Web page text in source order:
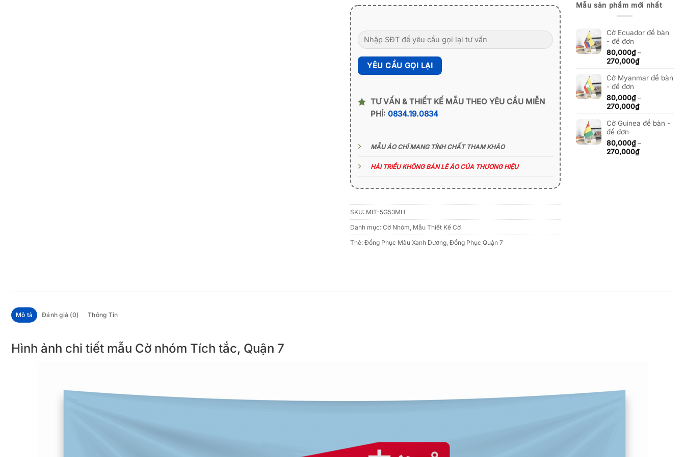
TƯ VẤN & THIẾT KẾ MẪU THEO YÊU CẦU MIỄN
PHÍ: 0834.19.0834
MẪU ÁO CHỈ MANG TÍNH CHẤT THAM KHẢO
HẢI TRIỀU KHÔNG BÁN LẺ ÁO CỦA THƯƠNG HIỆU
SKU: MIT-5G53MH
Danh mục: Cờ Nhóm, Mẫu Thiết Kế Cờ
Thẻ: Đồng Phục Màu Xanh Dương, Đồng Phục Quận 7
Mẫu sản phẩm mới nhất
Cờ Ecuador để bàn
- đế đơn
80,000₫ –
270,000₫Khoảng
từ
270,000₫
Cờ Myanmar để bàn
- đế đơn
80,000₫ –
270,000₫Khoảng
từ
270,000₫
Cờ Guinea để bàn -
đế đơn
80,000₫ –
270,000₫Khoảng
Mô tả Đánh giá (0) Thông Tin
Hình ảnh chi tiết mẫu Cờ nhóm Tích tắc, Quận 7